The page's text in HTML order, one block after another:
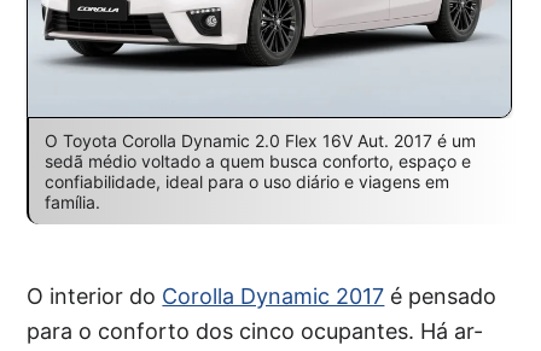
O Toyota Corolla Dynamic 2.0 Flex 16V Aut. 2017 é um
sedã médio voltado a quem busca conforto, espaço e
confiabilidade, ideal para o uso diário e viagens em
família.
O interior do Corolla Dynamic 2017 é pensado
para o conforto dos cinco ocupantes. Há ar-